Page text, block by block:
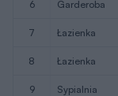
6 garderoba
7 łazienka
8 łazienka
9 sypialnia